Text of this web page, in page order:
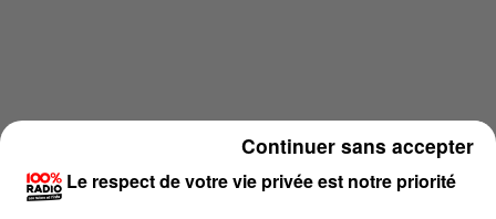
Le respect de votre vie privée est notre priorité
Continuer sans accepter